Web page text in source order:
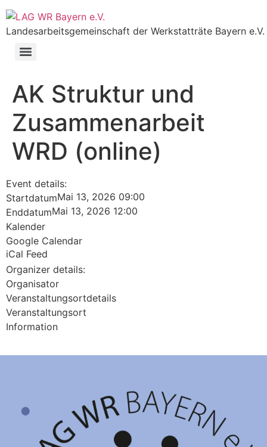
Landesarbeitsgemeinschaft der Werkstatträte Bayern e.V.
AK Struktur und
Zusammenarbeit
WRD (online)
Event details:
StartdatumMai 13, 2026 09:00
EnddatumMai 13, 2026 12:00
Kalender
Google Calendar
iCal Feed
Organizer details:
Organisator
Veranstaltungsortdetails
Veranstaltungsort
Information